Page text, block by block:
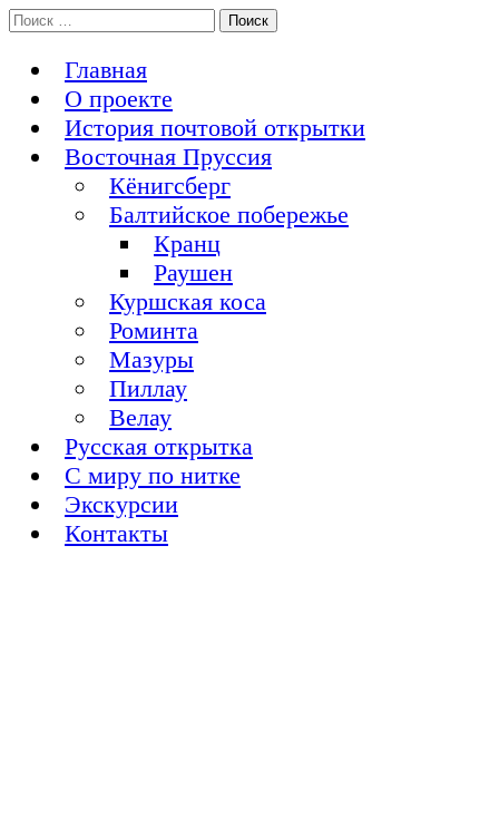
Перейти
к
История Восточной Пруссии в почтовых открытках и не
Поиск:
Главная
О проекте
История почтовой открытки
Восточная Пруссия
Кёнигсберг
Балтийское побережье
Кранц
Раушен
Куршская коса
Роминта
Мазуры
Пиллау
Велау
Русская открытка
С миру по нитке
Экскурсии
Контакты